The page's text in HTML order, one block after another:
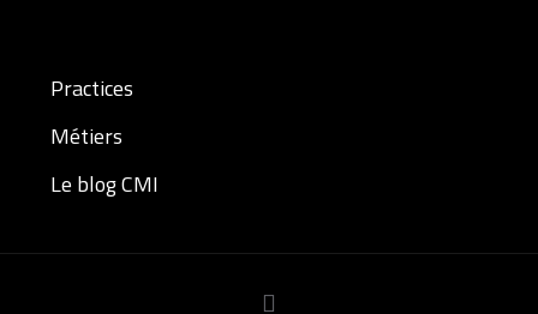
Practices
Métiers
Le blog CMI